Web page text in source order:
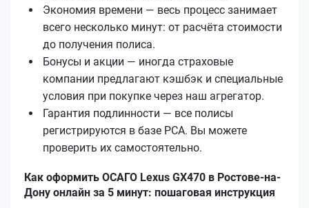
Экономия времени — весь процесс занимает
всего несколько минут: от расчёта стоимости
до получения полиса.
Бонусы и акции — иногда страховые
компании предлагают кэшбэк и специальные
условия при покупке через наш агрегатор.
Гарантия подлинности — все полисы
регистрируются в базе РСА. Вы можете
проверить их самостоятельно.
Как оформить ОСАГО Lexus GX470 в Ростове-на-
Дону онлайн за 5 минут: пошаговая инструкция